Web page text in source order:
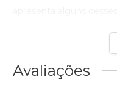
Avaliações